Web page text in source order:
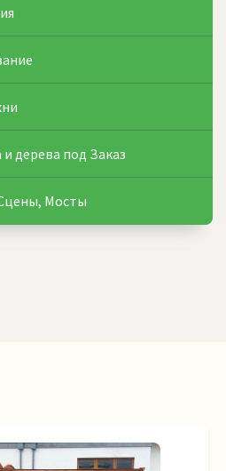
дерева под Заказ
Мосты